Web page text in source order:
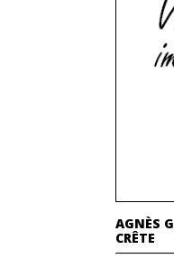
AGNÈS
CRÊTE